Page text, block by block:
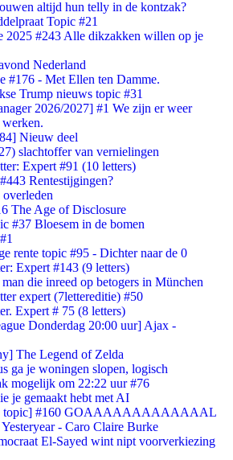
altijd hun telly in de kontzak?
Topic #21
2025 #243 Alle dikzakken willen op je
Nederland
#176 - Met Ellen ten Damme.
Trump nieuws topic #31
2026/2027] #1 We zijn er weer
Nieuw deel
slachtoffer van vernielingen
Expert #91 (10 letters)
Rentestijgingen?
The Age of Disclosure
#37 Bloesem in de bomen
rente topic #95 - Dichter naar de 0
Expert #143 (9 letters)
die inreed op betogers in München
expert (7lettereditie) #50
Expert # 75 (8 letters)
Donderdag 20:00 uur] Ajax -
The Legend of Zelda
ga je woningen slopen, logisch
mogelijk om 22:22 uur #76
je gemaakt hebt met AI
topic] #160 GOAAAAAAAAAAAAAL
- Caro Claire Burke
El-Sayed wint nipt voorverkiezing